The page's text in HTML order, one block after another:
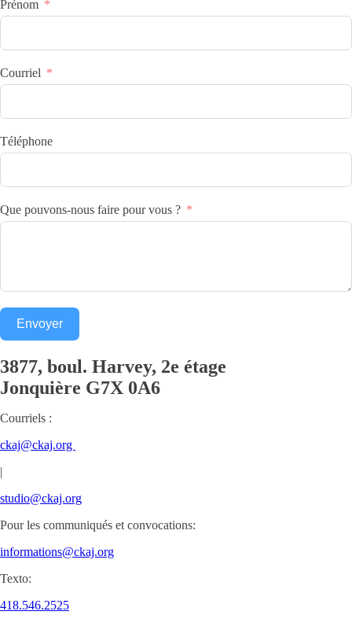
Prénom
Courriel
Téléphone
Que pouvons-nous faire pour vous ?
Envoyer
3877, boul. Harvey, 2e étage
Jonquière G7X 0A6
Courriels :
ckaj@ckaj.org
|
studio@ckaj.org
Pour les communiqués et convocations:
informations@ckaj.org
Texto:
418.546.2525